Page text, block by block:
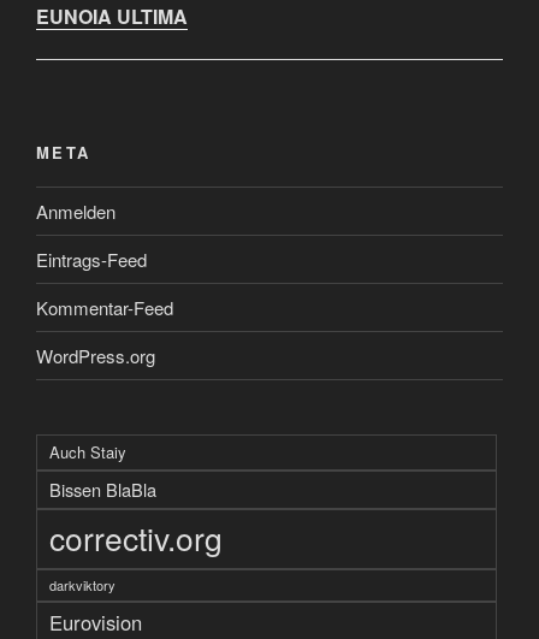
EUNOIA ULTIMA
META
Anmelden
Eintrags-Feed
Kommentar-Feed
WordPress.org
Auch Staiy
Bissen BlaBla
correctiv.org
darkviktory
Eurovision